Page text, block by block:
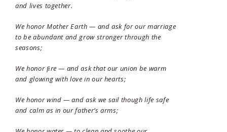
and lives together.
We honor Mother Earth — and ask for our marriage
to be abundant and grow stronger through the
seasons;
We honor ﬁre — and ask that our union be warm
and glowing with love in our hearts;
We honor wind — and ask we sail though life safe
and calm as in our father’s arms;